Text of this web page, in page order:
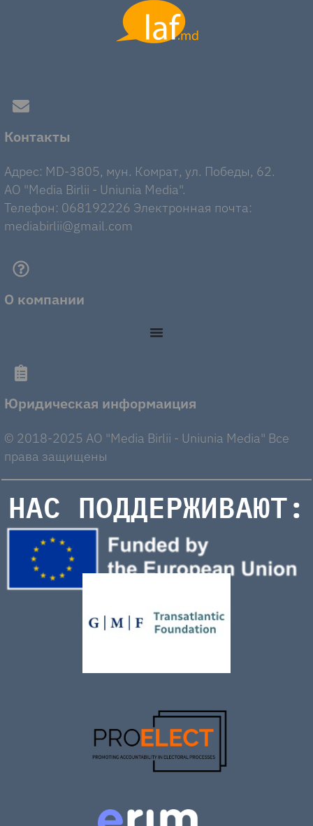
Контакты
Адрес: MD-3805, мун. Комрат, ул. Победы, 62.
AO "Media Birlii - Uniunia Media".
Телефон: 068192226 Электронная почта:
mediabirlii@gmail.com
О компании
Юридическая информаиция
© 2018-2025 AO "Media Birlii - Uniunia Media" Все
права защищены
НАС ПОДДЕРЖИВАЮТ: